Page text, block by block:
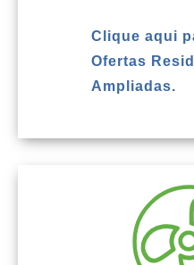
Clique aqui
Ofertas
Ampliadas.